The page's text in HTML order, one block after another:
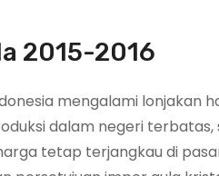
2015-2016
mengalami lonjakan
dalam negeri
tetap terjangkau di